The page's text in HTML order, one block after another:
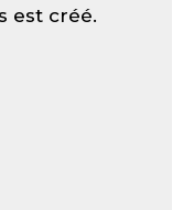
est créé.